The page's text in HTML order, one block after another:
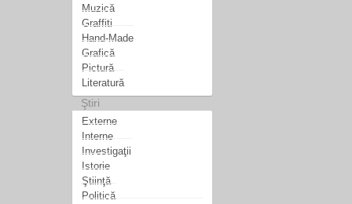
Muzică
Graffiti
Hand-Made
Grafică
Pictură
Literatură
Ştiri
Externe
Interne
Investigaţii
Istorie
Ştiinţă
Politică